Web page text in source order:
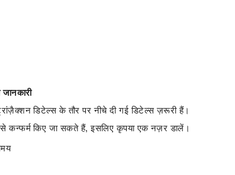
डिटेल्स के तौर पर नीचे दी गई डिटेल्स ज़रूरी हैं।
कन्फर्म किए जा सकते हैं, इसलिए कृपया एक नज़र डालें।